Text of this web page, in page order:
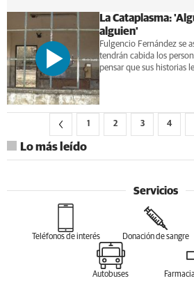
La Cataplasma:
alguien'
Fulgencio Fernández se
tendrán cabida los
pensar que sus historias
2 3 4
Lo más leído
Servicios
Teléfonos de interés Donación de sangre
Autobuses